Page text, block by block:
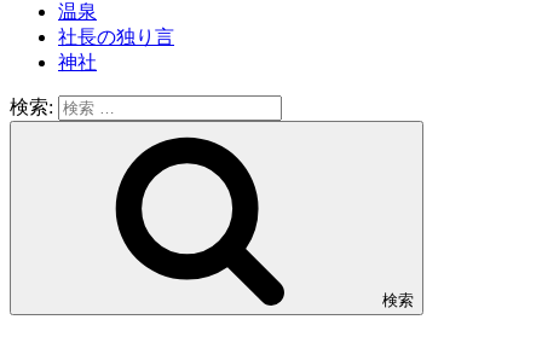
温泉
社長の独り言
神社
検索:
検索